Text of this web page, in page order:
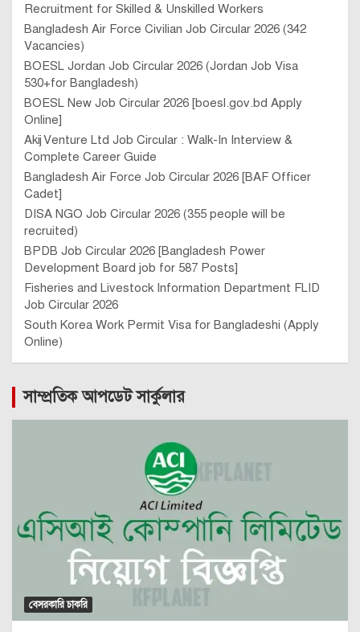
Recruitment for Skilled & Unskilled Workers
Bangladesh Air Force Civilian Job Circular 2026 (342
Vacancies)
BOESL Jordan Job Circular 2026 (Jordan Job Visa
530+for Bangladesh)
BOESL New Job Circular 2026 [boesl.gov.bd Apply
Online]
Akij Venture Ltd Job Circular : Walk-In Interview &
Complete Career Guide
Bangladesh Air Force Job Circular 2026 [BAF Officer
Cadet]
DISA NGO Job Circular 2026 (355 people will be
recruited)
BPDB Job Circular 2026 [Bangladesh Power
Development Board job for 587 Posts]
Fisheries and Livestock Information Department FLID
Job Circular 2026
South Korea Work Permit Visa for Bangladeshi (Apply
Online)
সাম্প্রতিক আপডেট সার্কুলার
বেসরকারি চাকরি